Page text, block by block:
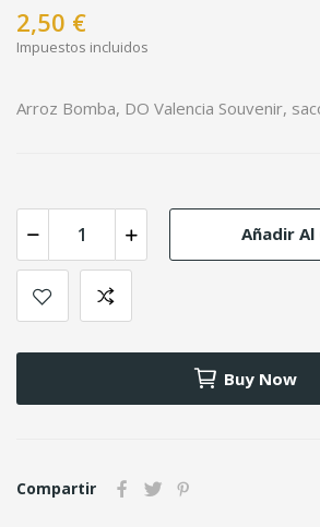
2,50 €
Impuestos incluidos
Arroz Bomba, DO Valencia Souvenir,
Añadir
Buy Now
Compartir